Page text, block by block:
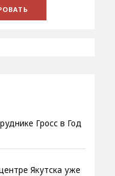
Гросс в Год
Якутска уже